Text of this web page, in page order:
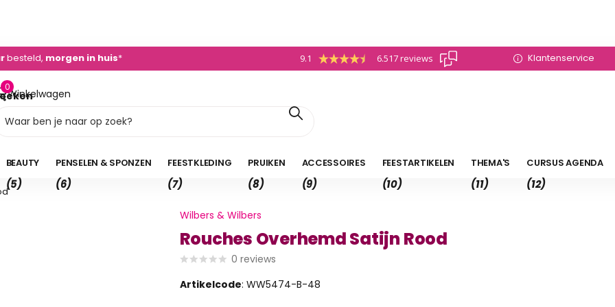
- 450 882
besteld, morgen in huis* 9.1 6.517 reviews Klantenservice
Winkelwagen
0
0,00
BEAUTY
(5)
PENSELEN & SPONZEN
(6)
FEESTKLEDING
(7)
PRUIKEN
(8)
ACCESSOIRES
(9)
FEESTARTIKELEN
(10)
THEMA'S
(11)
CURSUS AGENDA
(12)
Wilbers & Wilbers
Rouches Overhemd Satijn Rood
0 reviews
Artikelcode: WW5474-B-48